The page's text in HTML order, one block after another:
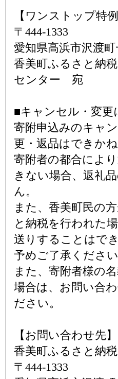
【ワンストップ特
〒444-1333
愛知県高浜市沢渡町
香美町ふるさと納
センター 宛
■キャンセル・変更
寄附申込みのキャ
更・返品はできかね
寄附者の都合によ
きない場合、返礼
ん。
また、香美町民の
と納税を行われた
送りすることはで
予めご了承ください
また、寄附者様の
場合は、お問い合
ださい。
【お問い合わせ先】
香美町ふるさと納
〒444-1333